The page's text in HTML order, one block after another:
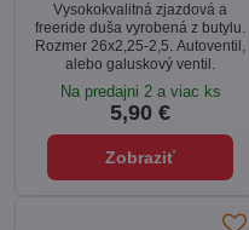
Vysokokvalitná zjazdová a
freeride duša vyrobená z butylu.
Rozmer 26x2,25-2,5. Autoventil,
alebo galuskový ventil.
Na predajni 2 a viac ks
5,90 €
Zobraziť